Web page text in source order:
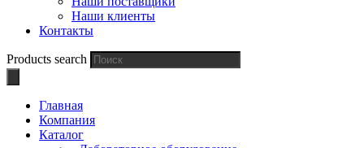
Наши клиенты
Контакты
Products search
Главная
Компания
Каталог